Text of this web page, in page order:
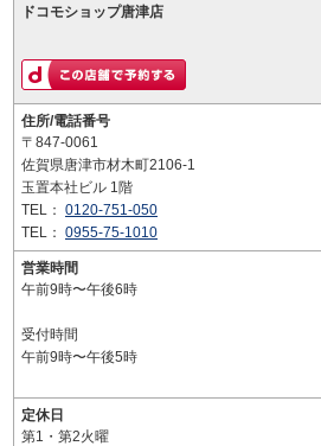
ドコモショップ唐津店
住所/電話番号
〒847-0061
佐賀県唐津市材木町2106-1
玉置本社ビル 1階
TEL： 0120-751-050
TEL： 0955-75-1010
営業時間
午前9時〜午後6時
受付時間
午前9時〜午後5時
定休日
第1・第2火曜